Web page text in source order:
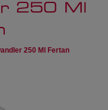
250 Ml
250 Ml Fertan